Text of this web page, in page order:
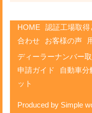
HOME 認証工場取得
合わせ
お客様の声
ディーラーナンバー
申請ガイド
自動車
ット
Produced by Simple